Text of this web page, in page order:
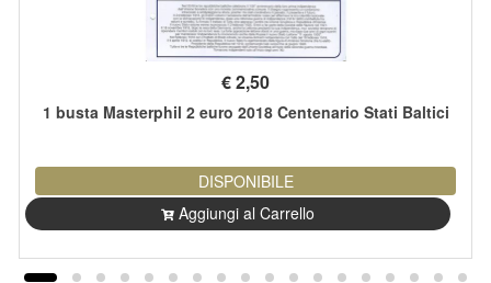
€2,50
1 busta Masterphil 2 euro 2018 Centenario Stati Baltici
DISPONIBILE
Aggiungi al Carrello